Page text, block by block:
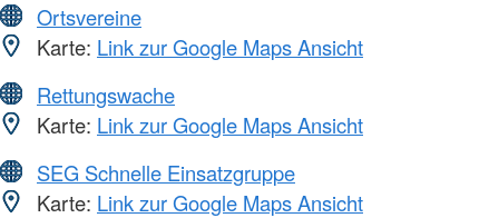
Ortsvereine
Karte: Link zur Google Maps Ansicht
Rettungswache
Karte: Link zur Google Maps Ansicht
SEG Schnelle Einsatzgruppe
Karte: Link zur Google Maps Ansicht